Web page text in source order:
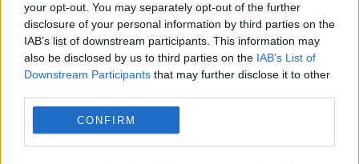
your opt-out. You may separately opt-out of the further
disclosure of your personal information by third parties on the
IAB’s list of downstream participants. This information may
also be disclosed by us to third parties on the IAB’s List of
Downstream Participants that may further disclose it to other
CONFIRM